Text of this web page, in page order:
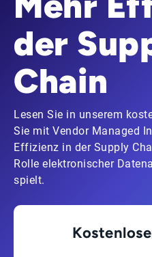
der
Chain
Lesen Sie in unserem
Sie mit Vendor Managed
Effizienz in der Supply
Rolle elektronischer
spielt.